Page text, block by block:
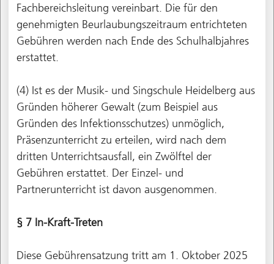
Fachbereichsleitung vereinbart. Die für den
genehmigten Beurlaubungszeitraum entrichteten
Gebühren werden nach Ende des Schulhalbjahres
erstattet.
(4) Ist es der Musik- und Singschule Heidelberg aus
Gründen höherer Gewalt (zum Beispiel aus
Gründen des Infektionsschutzes) unmöglich,
Präsenzunterricht zu erteilen, wird nach dem
dritten Unterrichtsausfall, ein Zwölftel der
Gebühren erstattet. Der Einzel- und
Partnerunterricht ist davon ausgenommen.
§ 7 In-Kraft-Treten
Diese Gebührensatzung tritt am 1. Oktober 2025